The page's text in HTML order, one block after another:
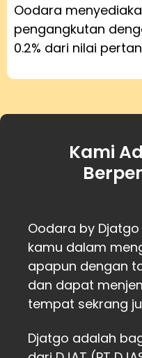
Oodara
pengangkutan
0.2% dari nilai
Kami
Oodara by
kamu dalam
apapun dengan
dan dapat
tempat sekrang
Djatgo adalah